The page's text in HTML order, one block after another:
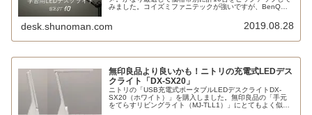
みました。コイズミファニテックが強いですが、BenQ、
desk.shunoman.com 2019.08.28
無印良品より良いかも！ニトリの充電式LEDデス
クライト「DX-SX20」
ニトリの「USB充電式ポータブルLEDデスクライトDX-
SX20（ホワイト）」を購入しました。無印良品の「手元
をてらすリビングライト（MJ-TLL1）」にとてもよく似た